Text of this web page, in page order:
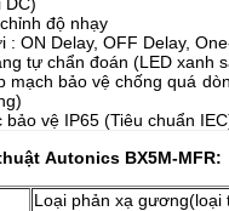
độ nhạy
: ON Delay, OFF Delay,
tự chẩn đoán (LED xanh
mạch bảo vệ chống quá
bảo vệ IP65 (Tiêu chuẩn
Autonics BX5M-MFR:
Loại phản xạ gương(loại